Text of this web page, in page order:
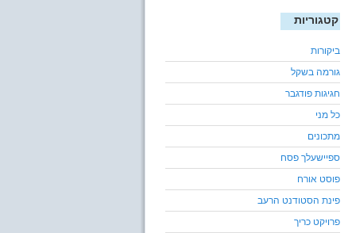
קטגוריות
ביקורות
גורמה בשקל
חגיגות פודגבר
כל מני
מתכונים
ספיישעלך פסח
פוסט אורח
פינת הסטודנט הרעב
פרויקט כריך